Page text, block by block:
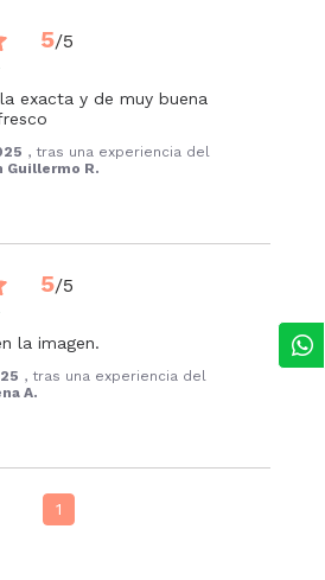
5/5
exacta y de muy buena
, tras una experiencia del
Guillermo R.
5/5
la imagen.
, tras una experiencia del
A.
1